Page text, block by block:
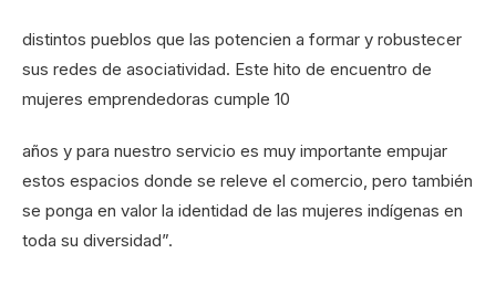
distintos pueblos que las potencien a formar y robustecer
sus redes de asociatividad. Este hito de encuentro de
mujeres emprendedoras cumple 10
años y para nuestro servicio es muy importante empujar
estos espacios donde se releve el comercio, pero también
se ponga en valor la identidad de las mujeres indígenas en
toda su diversidad”.